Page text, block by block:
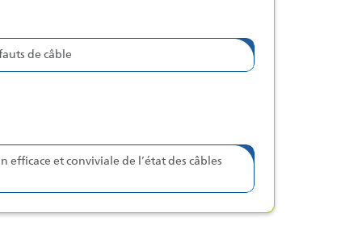
de câble
efficace et conviviale de l’état des câbles